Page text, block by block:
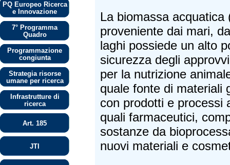
PQ Europeo Ricerca
e Innovazione
7° Programma
Quadro
Programmazione
congiunta
Strategia risorse
umane per ricerca
Infrastrutture di
ricerca
Art. 185
JTI
La biomassa
proveniente dai mari,
laghi possiede un alto
sicurezza degli
per la nutrizione
quale fonte di materiali
con prodotti e processi
quali farmaceutici,
sostanze da
nuovi materiali e